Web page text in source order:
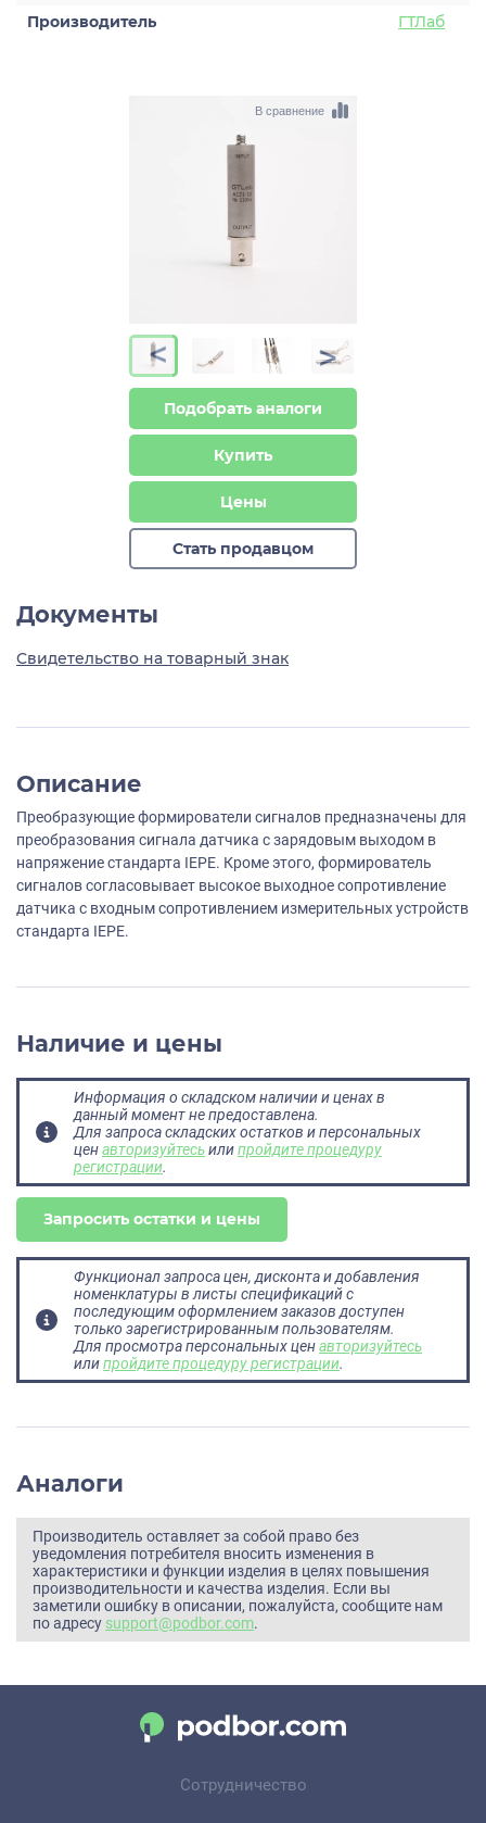
Производитель ГТЛаб
В сравнение
> >
Подобрать аналоги
Купить
Цены
Стать продавцом
Документы
Свидетельство на товарный знак
Описание
Преобразующие формирователи сигналов предназначены для
преобразования сигнала датчика с зарядовым выходом в
напряжение стандарта IEPE. Кроме этого, формирователь
сигналов согласовывает высокое выходное сопротивление
датчика с входным сопротивлением измерительных устройств
стандарта IEPE.
Наличие и цены
Информация о складском наличии и ценах в
данный момент не предоставлена.
Для запроса складских остатков и персональных
ценавторизуйтесьилипройдите процедуру
регистрации.
Запросить остатки и цены
Функционал запроса цен, дисконта и добавления
номенклатуры в листы спецификаций с
последующим оформлением заказов доступен
только зарегистрированным пользователям.
Для просмотра персональных ценавторизуйтесь
илипройдите процедуру регистрации.
Аналоги
Производитель оставляет за собой право без
уведомления потребителя вносить изменения в
характеристики и функции изделия в целях повышения
производительности и качества изделия. Если вы
заметили ошибку в описании, пожалуйста, сообщите нам
по адресу support@podbor.com.
Сотрудничество